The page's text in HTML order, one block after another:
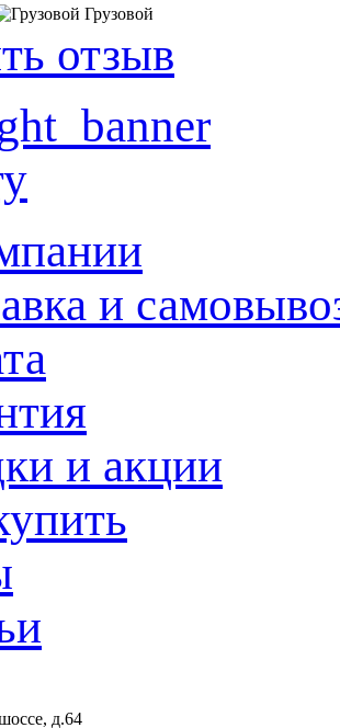
Грузовой
отзыв
и
и акции
д.64